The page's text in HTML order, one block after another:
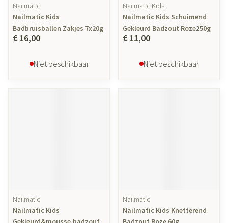
Nailmatic
Nailmatic Kids
Badbruisballen Zakjes 7x20g
€ 16,00
Niet beschikbaar
Nailmatic Kids
Nailmatic Kids Schuimend
Gekleurd Badzout Roze250g
€ 11,00
Niet beschikbaar
Nailmatic
Nailmatic Kids
Nailmatic
Nailmatic Kids Knetterend